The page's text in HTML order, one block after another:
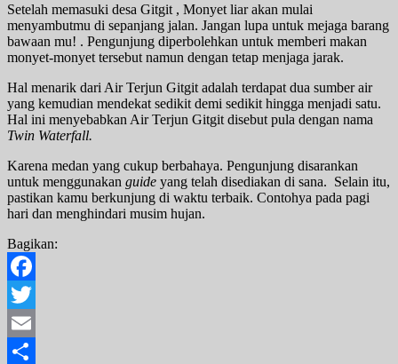
Setelah memasuki desa Gitgit , Monyet liar akan mulai
menyambutmu di sepanjang jalan. Jangan lupa untuk mejaga barang
bawaan mu! . Pengunjung diperbolehkan untuk memberi makan
monyet-monyet tersebut namun dengan tetap menjaga jarak.
Hal menarik dari Air Terjun Gitgit adalah terdapat dua sumber air
yang kemudian mendekat sedikit demi sedikit hingga menjadi satu.
Hal ini menyebabkan Air Terjun Gitgit disebut pula dengan nama
Twin Waterfall.
Karena medan yang cukup berbahaya. Pengunjung disarankan
untuk menggunakan guide yang telah disediakan di sana. Selain itu,
pastikan kamu berkunjung di waktu terbaik. Contohya pada pagi
hari dan menghindari musim hujan.
Bagikan:
Facebook
Twitter
Email